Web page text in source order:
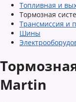
Топливная и
Тормозная
Трансмиссия и
Шины
Martin